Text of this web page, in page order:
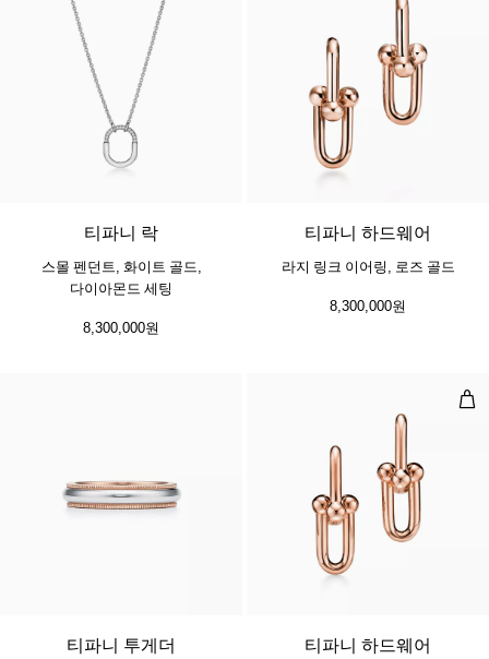
3 소재
티파니 락
스몰 펜던트, 화이트 골드,
다이아몬드 세팅
8,300,000원
티파니 하드웨어
라지 링크 이어링, 로즈 골드
8,300,000원
3 소재
티파니 투게더
미
티파니 하드웨어